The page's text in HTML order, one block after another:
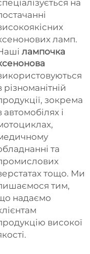
на
ламп.
лампочка
різноманітній
зокрема
автомобілях і
та
тощо. Ми
тим,
надаємо
високої